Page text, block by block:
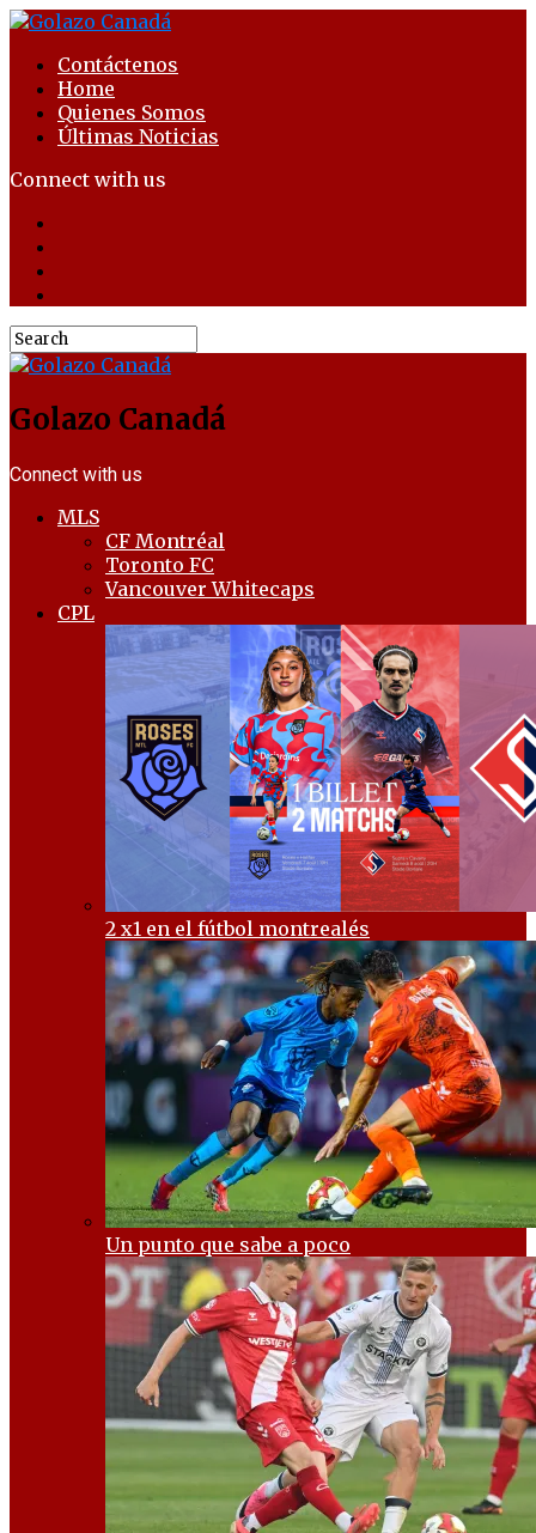
Contáctenos
Home
Quienes Somos
Últimas Noticias
Connect with us
Golazo Canadá
Connect with us
MLS
CF Montréal
Toronto FC
Vancouver Whitecaps
CPL
2 x1 en el fútbol montrealés
Un punto que sabe a poco